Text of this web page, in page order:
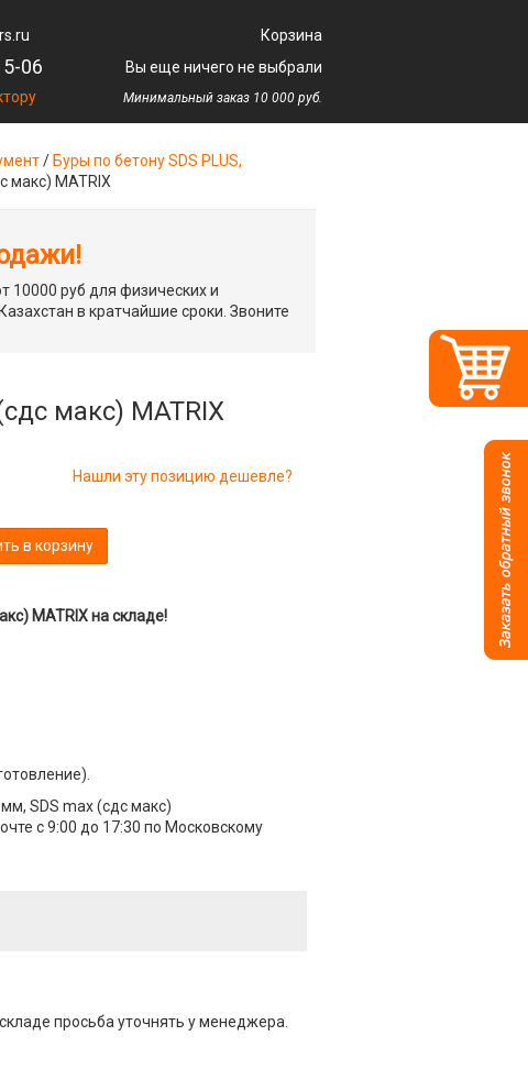
06
Корзина
Вы еще ничего не выбрали
Минимальный заказ 10 000 руб.
/ Буры по бетону SDS PLUS,
макс) MATRIX
10000 руб для физических и
в кратчайшие сроки. Звоните
макс) MATRIX
Нашли эту позицию дешевле?
в корзину
MATRIX на складе!
SDS max (сдс макс)
с 9:00 до 17:30 по Московскому
просьба уточнять у менеджера.